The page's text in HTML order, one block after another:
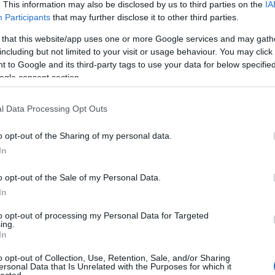
This information may also be disclosed by us to third parties on the
Participants that may further disclose it to other third parties.
that this website/app uses one or more Google services and may
but not limited to your visit or usage behaviour. You may
to Google and its third-party tags to use your data for below
consent section.
Data Processing Opt Outs
opt-out of the Sharing of my personal data.
opt-out of the Sale of my Personal Data.
opt-out of processing my Personal Data for Targeted
opt-out of Collection, Use, Retention, Sale, and/or Sharing
Data that Is Unrelated with the Purposes for which it
EP-jét (később itt mutatkozott be Magyarradar rovatunkban),
egy olyat, ami egy pályája elején tartó előadótól kifejezetten
a dalait - és az eredmény megállja a helyét akár önállóan is.
dalok alaphangulatából sok minden megmaradt ebben a
új ízeket is kaptak, Saya Noé pedig egy igen magabiztos
mind az előadás szempontjából. Persze komoly
a Twitchen (akit érdekel, hogyan működik ez - egészen
annak ajánlotta BuSH beszélgetése.) Innen jött az ötlet is, mint
ami jobban hasonlít arra, amit akusztikusan hallanak
első évfordulója előtt hirtelen megcsapott a gondolat: ha van
akkor az most van."Mindegyik számból van videó
plusz egyben fent van a stream oldalakon.